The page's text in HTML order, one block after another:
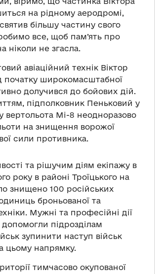
на рідному аеродромі,
більшу частину свого
все, щоб пам’ять про
ніколи не згасла.
авіаційний технік Віктор
початку широкомасштабної
долучився до бойових дій.
підполковник Пеньковий у
вертольота Мі-8 неодноразово
на знищення ворожої
сили противника.
та рішучим діям екіпажу в
року в районі Троїцького на
знищено 100 російських
броньованої та
Мужні та професійні дії
допомогли підрозділам
зупинити наступ військ
цьому напрямку.
тимчасово окупованої